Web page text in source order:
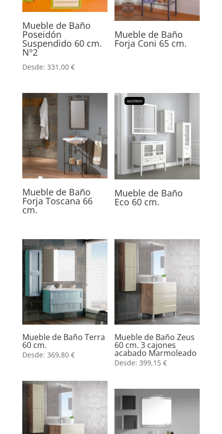
Mueble de Baño
Poseidón
Suspendido 60 cm.
Nº2
Desde: 331,00 €
Mueble de Baño
Forja Coni 65 cm.
Mueble de Baño
Forja Toscana 66
cm.
AGOTADO
Mueble de Baño
Eco 60 cm.
Mueble de Baño Terra
60 cm.
Desde: 369,80 €
Mueble de Baño Zeus
60 cm. 3 cajones
acabado Marmoleado
Desde:399,15€